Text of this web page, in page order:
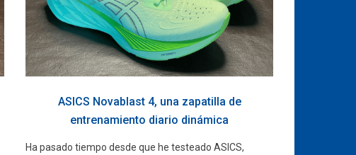
ASICS Novablast 4, una zapatilla de
entrenamiento diario dinámica
Ha pasado tiempo desde que he testeado ASICS,